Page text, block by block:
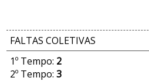
FALTAS COLETIVAS
1º Tempo: 2
2º Tempo: 3